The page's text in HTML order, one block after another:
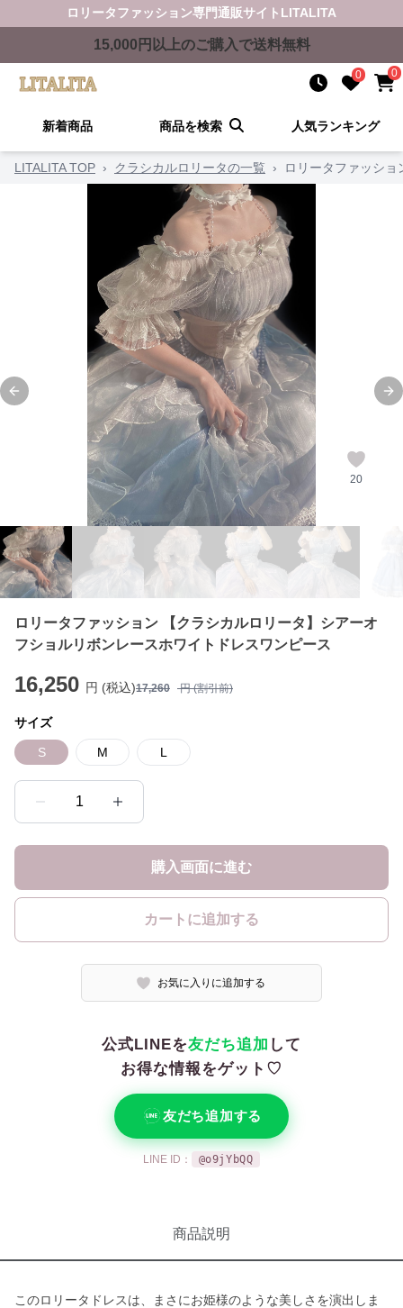
ロリータファッション専門通販サイト LITALITA
15,000 円以上のご購入で送料無料
0 0
新着商品 商品を検索 人気ランキング
LITALITA TOP › クラシカルロリータの一覧 › ロリータファッシ
Previous slide
20
ロリータファッション 【クラシカルロリータ】シアーオ
フショルリボンレースホワイトドレスワンピース
16,250 円 (税込)17,260 円 (割引前)
サイズ
S M L
1
購入画面に進む
カートに追加する
お気に入りに追加する
公式LINEを友だち追加 して
お得な情報をゲット♡
友だち追加する
LINE ID： @o9jYbQQ
商品説明
このロリータドレスは、まさにお姫様のような美しさを演出しま